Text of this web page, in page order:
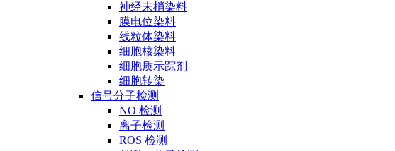
神经末梢染料
膜电位染料
线粒体染料
细胞核染料
细胞质示踪剂
细胞转染
信号分子检测
NO 检测
离子检测
ROS 检测